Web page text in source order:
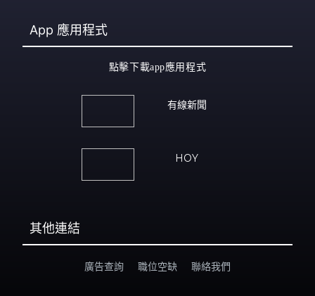
App 應用程式
點擊下載app應用程式
有線新聞
HOY
其他連結
廣告查詢 職位空缺 聯絡我們